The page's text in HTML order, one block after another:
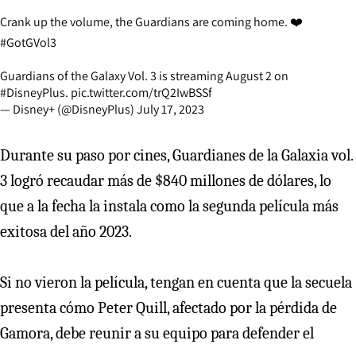
Crank up the volume, the Guardians are coming home. ❤️
#GotGVol3
Guardians of the Galaxy Vol. 3 is streaming August 2 on
#DisneyPlus. pic.twitter.com/trQ2IwBSSf
— Disney+ (@DisneyPlus)July 17, 2023
Durante su paso por cines, Guardianes de la Galaxia vol.
3 logró recaudar más de $840 millones de dólares, lo
que a la fecha la instala como la segunda película más
exitosa del año 2023.
Si no vieron la película, tengan en cuenta que la secuela
presenta cómo Peter Quill, afectado por la pérdida de
Gamora, debe reunir a su equipo para defender el